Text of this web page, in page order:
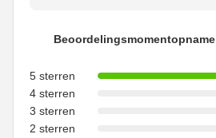
Beoordelingsmomentopname
5 sterren
4 sterren
3 sterren
2 sterren